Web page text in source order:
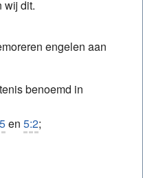
wij dit.
engelen aan
benoemd in
en 5:2;